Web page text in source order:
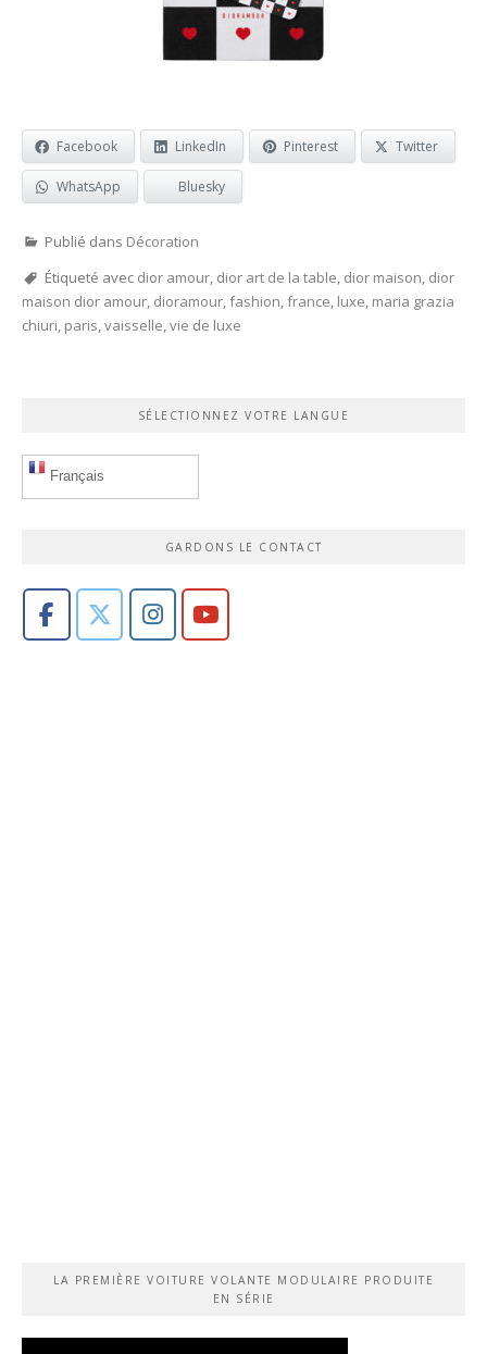
Facebook LinkedIn Pinterest Twitter
WhatsApp Bluesky
Publié dans Décoration
Étiqueté avec dior amour, dior art de la table, dior maison, dior
maison dior amour, dioramour,fashion,france, luxe, maria grazia
chiuri, paris,vaisselle,vie de luxe
SÉLECTIONNEZ VOTRE LANGUE
Français
GARDONS LE CONTACT
LA PREMIÈRE VOITURE VOLANTE MODULAIRE PRODUITE
EN SÉRIE